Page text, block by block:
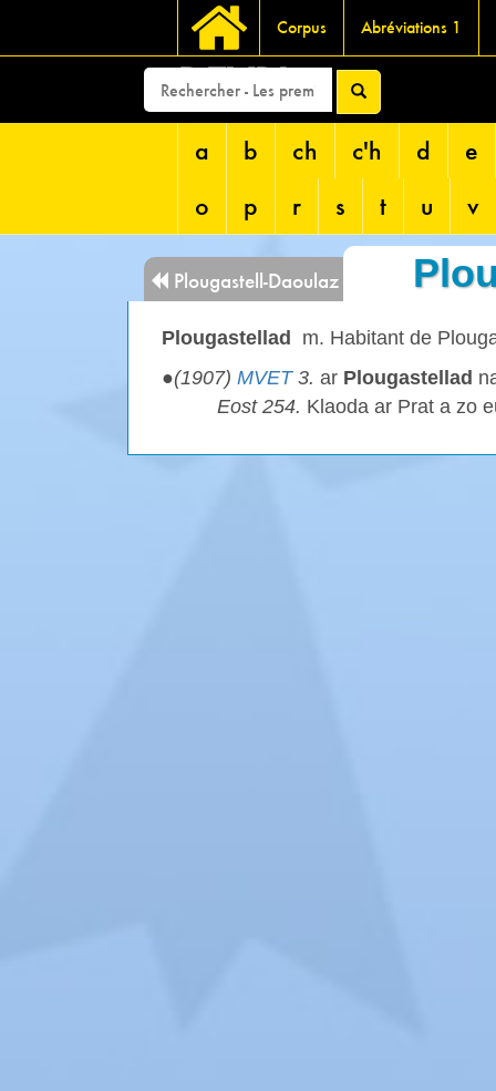
Corpus Abréviations 1
DEVRI
a b ch c'h d
e
o
p r s t u v
Plougastell-Daoulaz
Plougastellad
m. Habitant de
●(1907)MVET3. ar Plougastellad
Eost 254. Klaoda ar Prat a zo